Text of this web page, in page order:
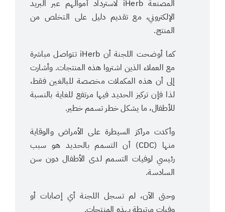
المصنعة iHerb لاسترداد أموالهم عبر البريد
الإلكتروني، مع تقديم دليل على التخلص من
المنتج.
كما أوضحت اللجنة أن iHerb تتواصل مباشرة
مع العملاء الذين اشتروا هذه المنتجات. وأشارت
إلى أن هذه المكملات مخصصة للبالغين فقط،
لذا فإن تركيز الحديد فيها مرتفع للغاية بالنسبة
للأطفال، ما يشكل خطر تسمم خطير.
وأكدت مراكز السيطرة على الأمراض والوقاية
منها (CDC) أن التسمم بالحديد هو سبب
رئيسي لوفيات التسمم لدى الأطفال دون سن
السادسة.
وحتى الآن، لم تسجل اللجنة أي إصابات أو
وفيات مرتبطة بهذه المنتجات.